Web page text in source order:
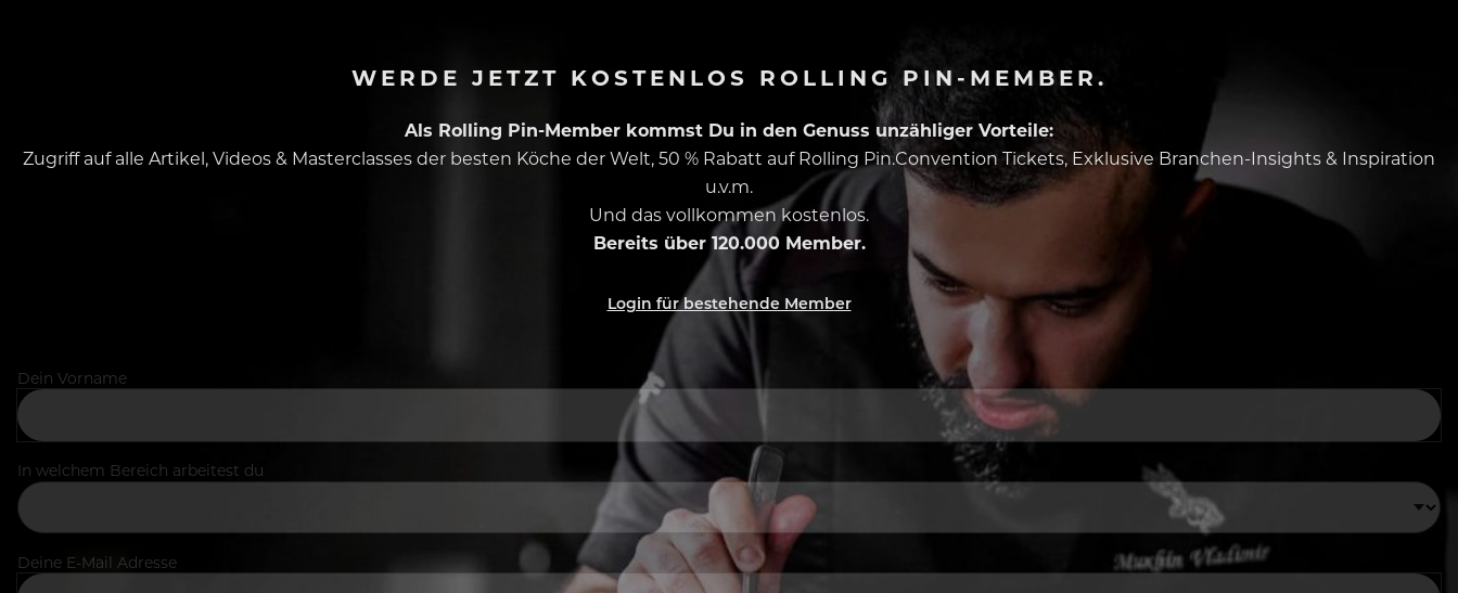
WERDE JETZT KOSTENLOS ROLLING PIN-MEMBER.
Als Rolling Pin-Member kommst Du in den Genuss unzähliger Vorteile:
Zugriff auf alle Artikel, Videos & Masterclasses der besten Köche der Welt, 50 % Rabatt auf Rolling Pin.Convention Tickets, Exklusive Branchen-Insights & Inspiration
u.v.m.
Und das vollkommen kostenlos.
Bereits über 120.000 Member.
Login für bestehende Member
Dein Vorname
In welchem Bereich arbeitest du
Deine E-Mail Adresse